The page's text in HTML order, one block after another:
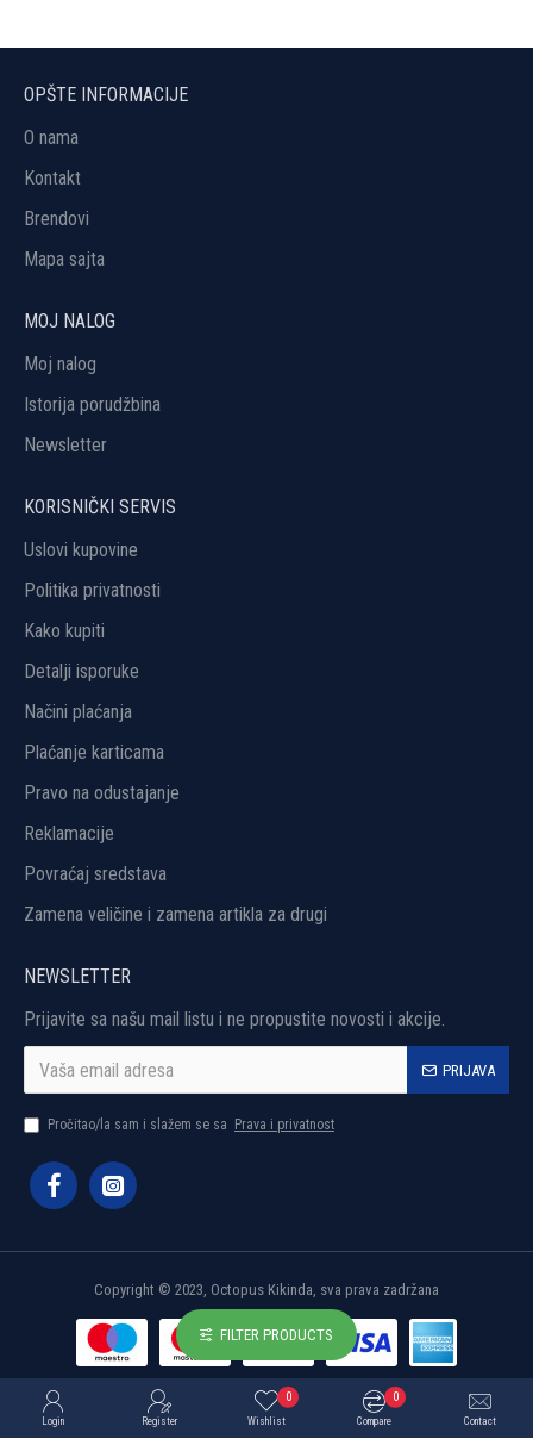
OPŠTE INFORMACIJE
O nama
Kontakt
Brendovi
Mapa sajta
MOJ NALOG
Moj nalog
Istorija porudžbina
Newsletter
KORISNIČKI SERVIS
Uslovi kupovine
Politika privatnosti
Kako kupiti
Detalji isporuke
Načini plaćanja
Plaćanje karticama
Pravo na odustajanje
Reklamacije
Povraćaj sredstava
Zamena veličine i zamena artikla za drugi
NEWSLETTER
Prijavite sa našu mail listu i ne propustite novosti i akcije.
PRIJAVA
Pročitao/la sam i slažem se sa Prava i privatnost
Copyright © 2023, Octopus Kikinda, sva prava zadržana
Login Register Wishlist
0
Compare
0
Contact
FILTER PRODUCTS